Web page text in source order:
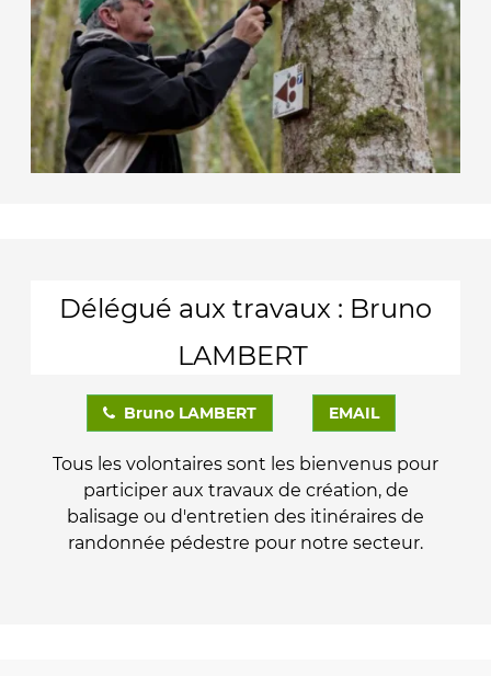
Délégué aux travaux : Bruno
LAMBERT
Bruno LAMBERT EMAIL
Tous les volontaires sont les bienvenus pour
participer aux travaux de création, de
balisage ou d'entretien des itinéraires de
randonnée pédestre pour notre secteur.